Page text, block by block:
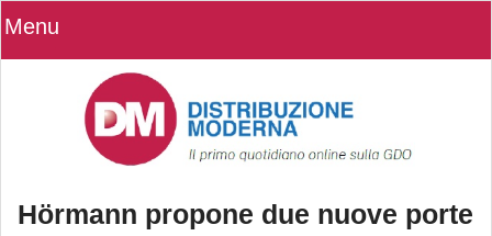
Menu
Hörmann propone due nuove porte